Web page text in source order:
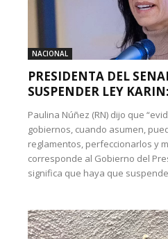
NACIONAL
PRESIDENTA DEL
SUSPENDER LEY
Paulina Núñez (RN) dijo que
gobiernos, cuando asumen,
reglamentos, perfeccionarlos y
corresponde al Gobierno del
significa que haya que